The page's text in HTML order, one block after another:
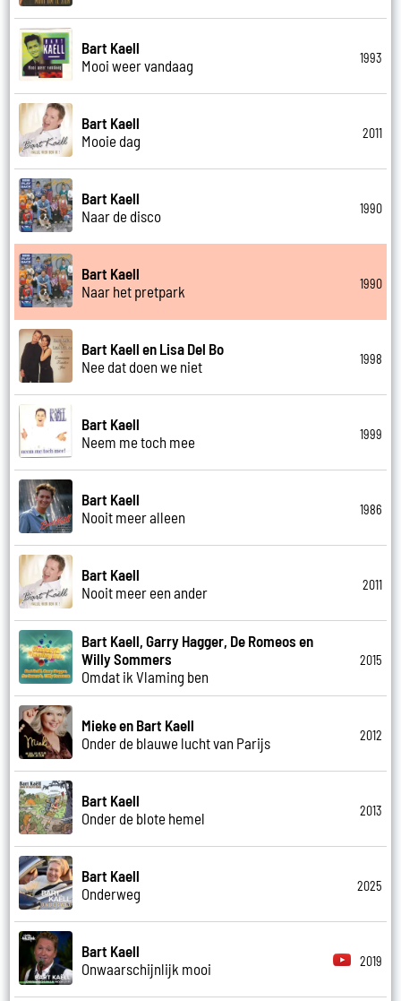
Bart Kaell
Mooi weer vandaag
1993
Bart Kaell
Mooie dag
2011
Bart Kaell
Naar de disco
1990
Bart Kaell
Naar het pretpark
1990
Bart Kaell en Lisa Del Bo
Nee dat doen we niet
1998
Bart Kaell
Neem me toch mee
1999
Bart Kaell
Nooit meer alleen
1986
Bart Kaell
Nooit meer een ander
2011
Bart Kaell, Garry Hagger, De Romeos en
Willy Sommers
Omdat ik Vlaming ben
2015
Mieke en Bart Kaell
Onder de blauwe lucht van Parijs
2012
Bart Kaell
Onder de blote hemel
2013
Bart Kaell
Onderweg
2025
Bart Kaell
Onwaarschijnlijk mooi
2019